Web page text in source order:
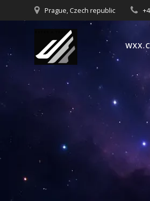
Přeskočit
na
Prague, Czech republic